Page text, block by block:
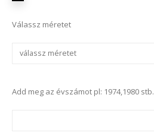
Válassz méretet
Add meg az évszámot pl: 1974,1980 stb.